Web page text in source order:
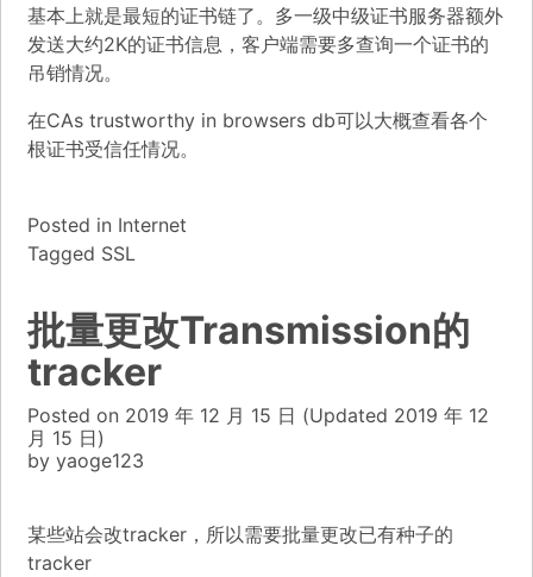
基本上就是最短的证书链了。多一级中级证书服务器额外
发送大约2K的证书信息，客户端需要多查询一个证书的
吊销情况。
在CAs trustworthy in browsers db可以大概查看各个
根证书受信任情况。
Posted in Internet
Tagged SSL
批量更改Transmission的
tracker
Posted on 2019 年 12 月 15 日 (Updated 2019 年 12
月 15 日)
by yaoge123
某些站会改tracker，所以需要批量更改已有种子的
tracker